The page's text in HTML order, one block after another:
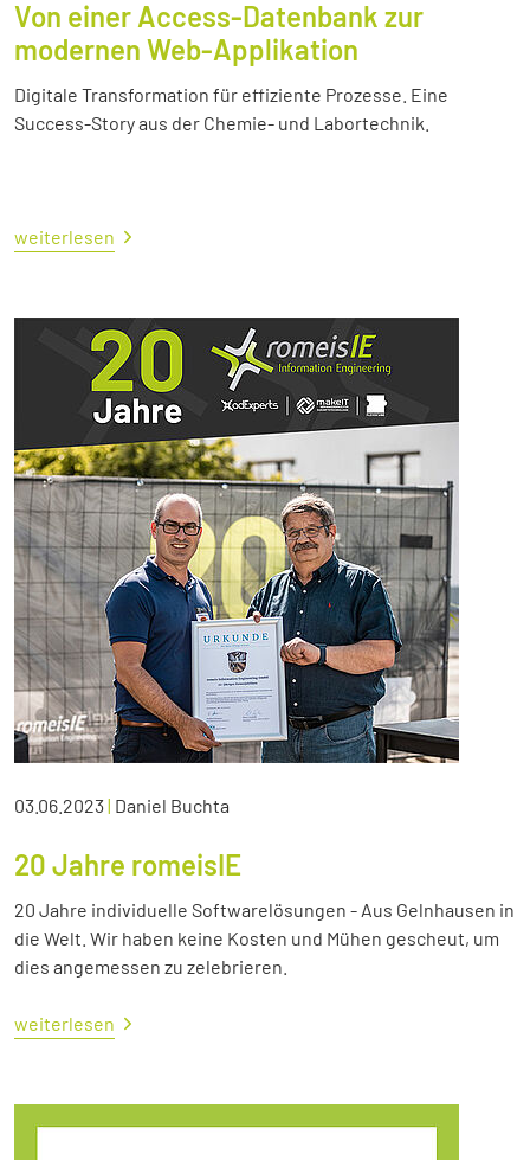
Von einer Access-Datenbank zur
modernen Web-Applikation
Digitale Transformation für effiziente Prozesse. Eine
Success-Story aus der Chemie- und Labortechnik.
weiterlesen
03.06.2023| Daniel Buchta
20 Jahre romeisIE
20 Jahre individuelle Softwarelösungen - Aus Gelnhausen in
die Welt. Wir haben keine Kosten und Mühen gescheut, um
dies angemessen zu zelebrieren.
weiterlesen